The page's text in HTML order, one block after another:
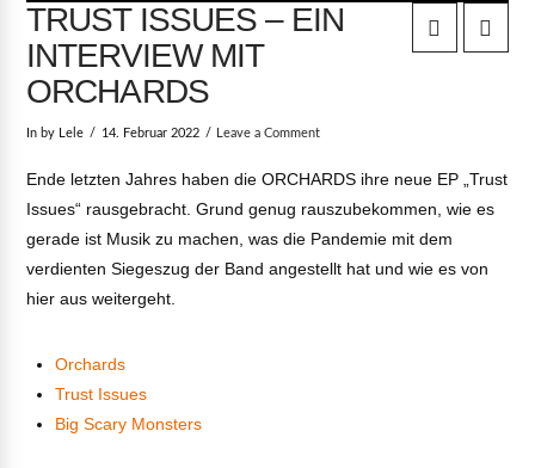
TRUST ISSUES – EIN
INTERVIEW MIT
ORCHARDS
In by Lele 14. Februar 2022 Leave a Comment
Ende letzten Jahres haben die ORCHARDS ihre neue EP „Trust
Issues“ rausgebracht. Grund genug rauszubekommen, wie es
gerade ist Musik zu machen, was die Pandemie mit dem
verdienten Siegeszug der Band angestellt hat und wie es von
hier aus weitergeht.
Orchards
Trust Issues
Big Scary Monsters